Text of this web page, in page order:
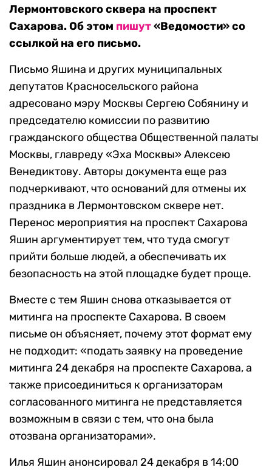
Лермонтовского сквера на проспект
Сахарова. Об этом пишут«Ведомости» со
ссылкой на его письмо.
Письмо Яшина и других муниципальных
депутатов Красносельского района
адресовано мэру Москвы Сергею Собянину и
председателю комиссии по развитию
гражданского общества Общественной палаты
Москвы, главреду «Эха Москвы» Алексею
Венедиктову. Авторы документа еще раз
подчеркивают, что оснований для отмены их
праздника в Лермонтовском сквере нет.
Перенос мероприятия на проспект Сахарова
Яшин аргументирует тем, что туда смогут
прийти больше людей, а обеспечивать их
безопасность на этой площадке будет проще.
Вместе с тем Яшин снова отказывается от
митинга на проспекте Сахарова. В своем
письме он объясняет, почему этот формат ему
не подходит: «подать заявку на проведение
митинга 24 декабря на проспекте Сахарова, а
также присоединиться к организаторам
согласованного митинга не представляется
возможным в связи с тем, что она была
отозвана организаторами».
Илья Яшин анонсировал 24 декабря в 14:00